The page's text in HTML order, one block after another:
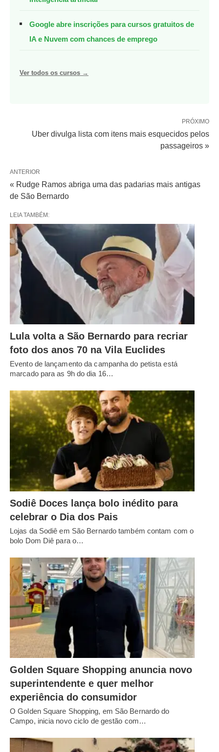
Google abre inscrições para cursos gratuitos de
IA e Nuvem com chances de emprego
Ver todos os cursos →
PRÓXIMO
Uber divulga lista com itens mais esquecidos pelos
passageiros »
ANTERIOR
« Rudge Ramos abriga uma das padarias mais antigas
de São Bernardo
LEIA TAMBÉM:
Lula volta a São Bernardo para recriar
foto dos anos 70 na Vila Euclides
Evento de lançamento da campanha do petista está
marcado para as 9h do dia 16…
Sodiê Doces lança bolo inédito para
celebrar o Dia dos Pais
Lojas da Sodiê em São Bernardo também contam com o
bolo Dom Diê para o…
Golden Square Shopping anuncia novo
superintendente e quer melhor
experiência do consumidor
O Golden Square Shopping, em São Bernardo do
Campo, inicia novo ciclo de gestão com…